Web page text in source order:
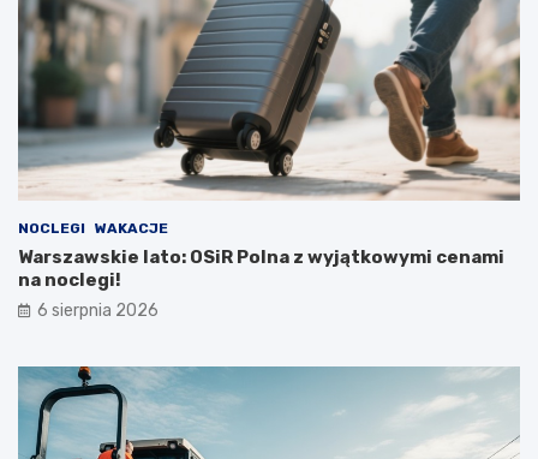
NOCLEGI WAKACJE
Warszawskie lato: OSiR Polna z wyjątkowymi cenami
na noclegi!
6 sierpnia 2026